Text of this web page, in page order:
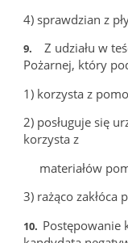
4) sprawdzian z
9.Z udziału w
Pożarnej, który
1) korzysta z
2) posługuje się
korzysta z
materiałów
3) rażąco
10. Postępowanie